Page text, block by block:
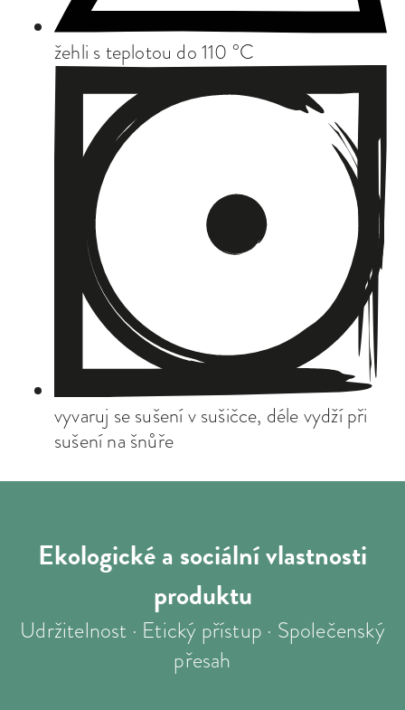
žehli s teplotou do 110 °C
vyvaruj se sušení v sušičce, déle vydží při
sušení na šnůře
Ekologické a sociálnívlastnosti
produktu
Udržitelnost · Etický přístup · Společenský
přesah